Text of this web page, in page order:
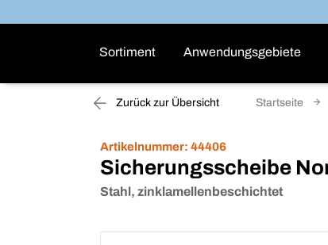
Sortiment Anwendungsgebiete
Zurück zur Übersicht Startseite
Artikelnummer: 44406
Sicherungsscheibe
Stahl, zinklamellenbeschichtet